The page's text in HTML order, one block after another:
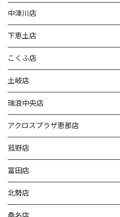
中津川店
下恵土店
こくふ店
土岐店
瑞浪中央店
アクロスプラザ恵那店
菰野店
富田店
北勢店